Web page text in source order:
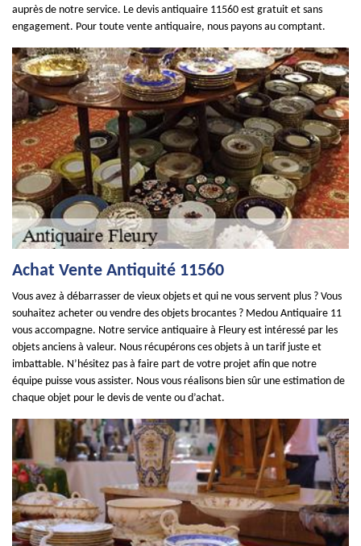
auprès de notre service. Le devis antiquaire 11560 est gratuit et sans
engagement. Pour toute vente antiquaire, nous payons au comptant.
Achat Vente Antiquité 11560
Vous avez à débarrasser de vieux objets et qui ne vous servent plus ? Vous
souhaitez acheter ou vendre des objets brocantes ? Medou Antiquaire 11
vous accompagne. Notre service antiquaire à Fleury est intéressé par les
objets anciens à valeur. Nous récupérons ces objets à un tarif juste et
imbattable. N’hésitez pas à faire part de votre projet afin que notre
équipe puisse vous assister. Nous vous réalisons bien sûr une estimation de
chaque objet pour le devis de vente ou d’achat.